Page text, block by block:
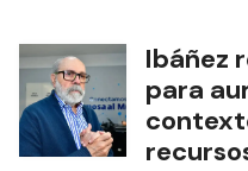
Ibáñez
para